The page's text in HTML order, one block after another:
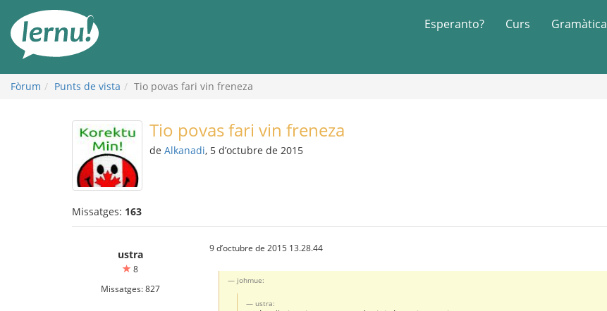
contingut
Esperanto? Curs Gramàtica
Fòrum Punts de vista Tio povas fari vin freneza
Tio povas fari vin freneza
de Alkanadi, 5 d’octubre de 2015
Missatges: 163
ustra
8
Missatges: 827
9 d’octubre de 2015 13.28.44
johmue:
ustra: